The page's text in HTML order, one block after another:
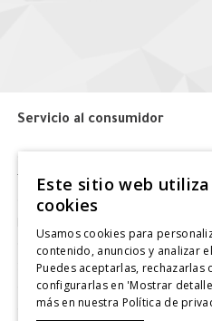
Servicio al consumidor
Tiendas
Contáctanos
Giftcard
Solicitar Factura
CyberDay
Este sitio web utiliza
cookies
Usamos cookies para
contenido, anuncios y analizar
Puedes aceptarlas, rechazarlas
configurarlas en 'Mostrar
más en nuestra Política de